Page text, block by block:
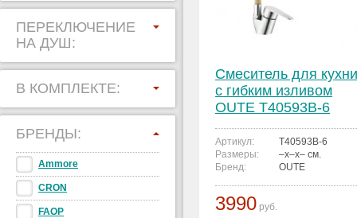
ПЕРЕКЛЮЧЕНИЕ
НА ДУШ:
В КОМПЛЕКТЕ:
БРЕНДЫ:
Ammore
CRON
FAOP
Смеситель для кухни
с гибким изливом
OUTE T40593B-6
Артикул:
T40593B-6
Размеры:
–x–x– см.
Бренд:
OUTE
3990 руб.